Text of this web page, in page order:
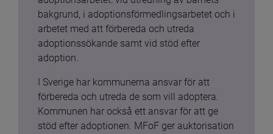
bakgrund, i adoptionsförmedlingsarbetet och i
arbetet med att förbereda och utreda
adoptionssökande samt vid stöd efter
adoption.
I Sverige har kommunerna ansvar för att
förbereda och utreda de som vill adoptera.
Kommunen har också ett ansvar för att ge
stöd efter adoptionen. MFoF ger auktorisation